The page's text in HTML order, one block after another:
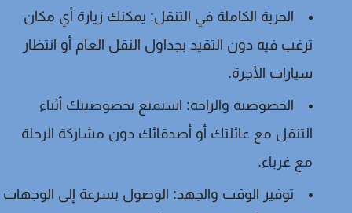
الحرية الكاملة في التنقل:يمكنك زيارة أي مكان
ترغب فيه دون التقيد بجداول النقل العام أو انتظار
سيارات الأجرة.
الخصوصية والراحة:استمتع بخصوصيتك أثناء
التنقل مع عائلتك أو أصدقائك دون مشاركة الرحلة
مع غرباء.
توفير الوقت والجهد:الوصول بسرعة إلى الوجهات